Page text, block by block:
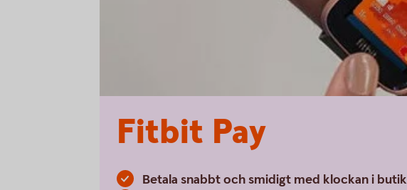
Fitbit Pay
Betala snabbt och smidigt med klockan i butik